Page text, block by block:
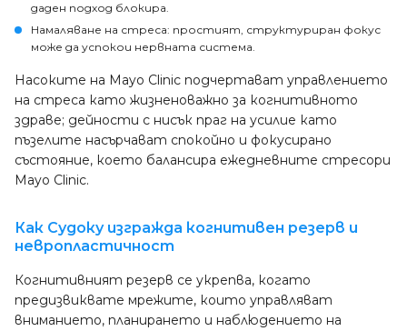
даден подход блокира.
Намаляване на стреса: простият, структуриран фокус
може да успокои нервната система.
Насоките на Mayo Clinic подчертават управлението
на стреса като жизненоважно за когнитивното
здраве; дейности с нисък праг на усилие като
пъзелите насърчават спокойно и фокусирано
състояние, което балансира ежедневните стресори
Mayo Clinic.
Как Судоку изгражда когнитивен резерв и
невропластичност
Когнитивният резерв се укрепва, когато
предизвиквате мрежите, които управляват
вниманието, планирането и наблюдението на